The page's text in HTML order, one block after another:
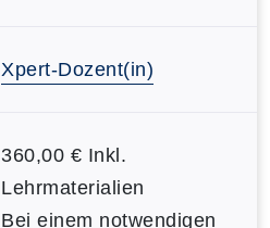
Xpert-Dozent(in)
360,00 € Inkl.
Lehrmaterialien
Bei einem notwendigen